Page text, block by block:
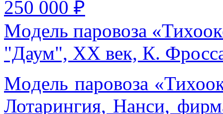
250 000 ₽
Мoдeль пapoвoзa
"Даум", XX век, К.
Мoдeль пapoвoзa
Лотарингия, Нанси,